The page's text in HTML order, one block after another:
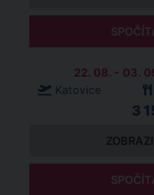
22. 08. - 03.
Katovice
3